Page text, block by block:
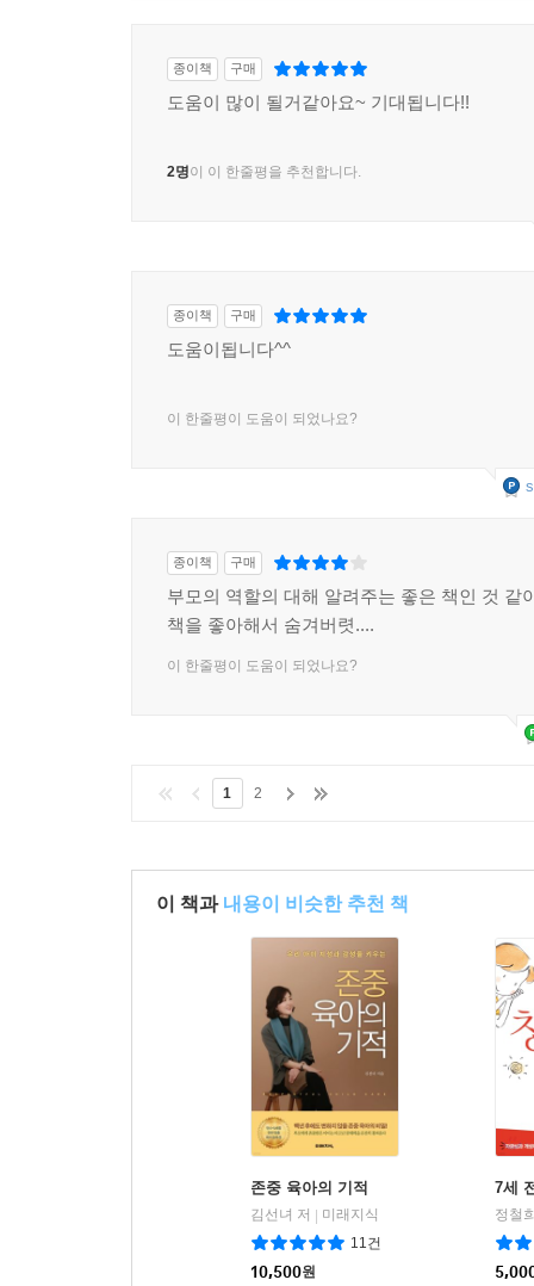
종이책 구매
도움이 많이 될거같아요~ 기대됩니다!!
2명이 이 한줄평을 추천합니다.
종이책 구매
도움이됩니다^^
이 한줄평이 도움이 되었나요?
종이책 구매
부모의 역할의 대해 알려주는 좋은 책인 것 같
책을 좋아해서 숨겨버렷....
이 한줄평이 도움이 되었나요?
1 2
이 책과 내용이 비슷한 추천 책
존중 육아의 기적
김선녀 저 | 미래지식
11건
10,500원
7세
정철